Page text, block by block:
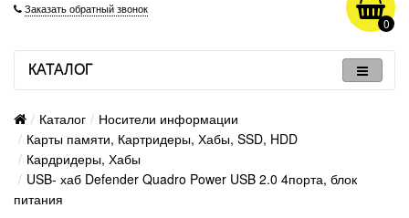
Заказать обратный звонок
0
КАТАЛОГ
Каталог
Носители информации
Карты памяти, Картридеры, Хабы, SSD, HDD
Кардридеры, Хабы
USB- хаб Defender Quadro Power USB 2.0 4порта, блок
питания